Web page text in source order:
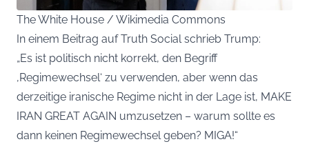
The White House / Wikimedia Commons
In einem Beitrag auf Truth Social schrieb Trump:
„Es ist politisch nicht korrekt, den Begriff
‚Regimewechsel‘ zu verwenden, aber wenn das
derzeitige iranische Regime nicht in der Lage ist, MAKE
IRAN GREAT AGAIN umzusetzen – warum sollte es
dann keinen Regimewechsel geben? MIGA!“